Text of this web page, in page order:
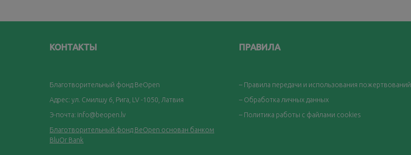
КОНТАКТЫ
Благотворительный фонд BeOpen
Адрес: ул. Смилшу 6, Рига, LV -1050, Латвия
Э-почта: info@beopen.lv
Благотворительный фонд BeOpen основан банком
BluOr Bank
ПРАВИЛА
– Правила передачи и использования пожертвований
– Обработка личных данных
– Политика работы с файлами cookies